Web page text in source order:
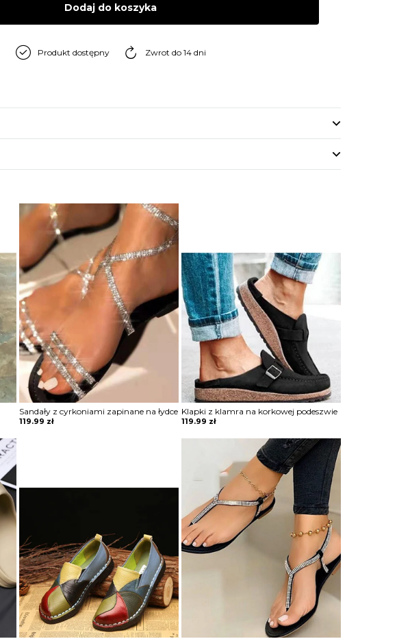
Dodaj do koszyka
Produkt dostępny Zwrot do 14 dni
Sandały z cyrkoniami zapinane na łydce
119.99 zł
Klapki z klamra na korkowej podeszwie
119.99 zł